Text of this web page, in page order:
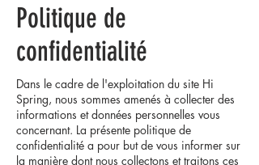
Politique de
confidentialité
Dans le cadre de l'exploitation du site Hi
Spring, nous sommes amenés à collecter des
informations et données personnelles vous
concernant. La présente politique de
confidentialité a pour but de vous informer sur
la manière dont nous collectons et traitons ces